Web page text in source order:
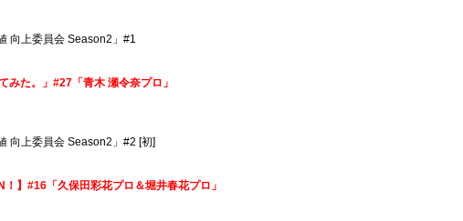
向上委員会 Season2」#1
た。」#27「青木 瀬令奈プロ」
向上委員会 Season2」#2 [初]
】#16「久保田彩花プロ＆堀井春花プロ」